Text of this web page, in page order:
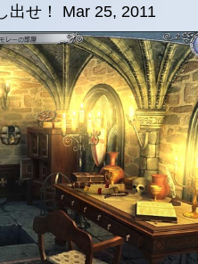
出せ！ Mar 25, 2011